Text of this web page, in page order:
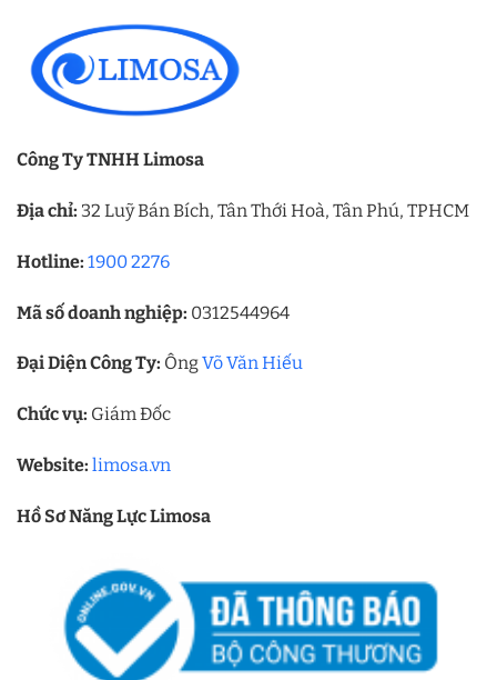
Công Ty TNHH Limosa
Địa chỉ: 32 Luỹ Bán Bích, Tân Thới Hoà, Tân Phú, TPHCM
Hotline: 1900 2276
Mã số doanh nghiệp: 0312544964
Đại Diện Công Ty: ÔngVõ Văn Hiếu
Chức vụ: Giám Đốc
Website: limosa.vn
Hồ Sơ Năng Lực Limosa